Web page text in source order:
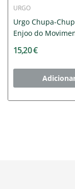
URGO
Urgo Chupa-
Enjoo do
15,20 €